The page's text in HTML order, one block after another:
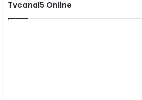
Tvcanal5 Online